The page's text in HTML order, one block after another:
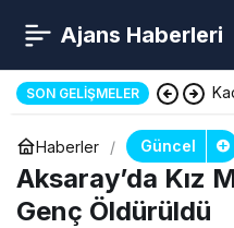
Ajans Haberleri
SON GELIŞMELER
Haberler Güncel
Aksaray’da Kız
Genç Öldürüldü